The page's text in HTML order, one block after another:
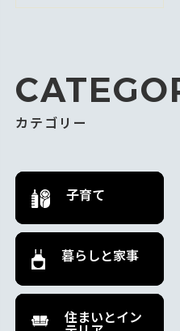
カテゴリー
子育て
暮らしと家事
住まいとイン